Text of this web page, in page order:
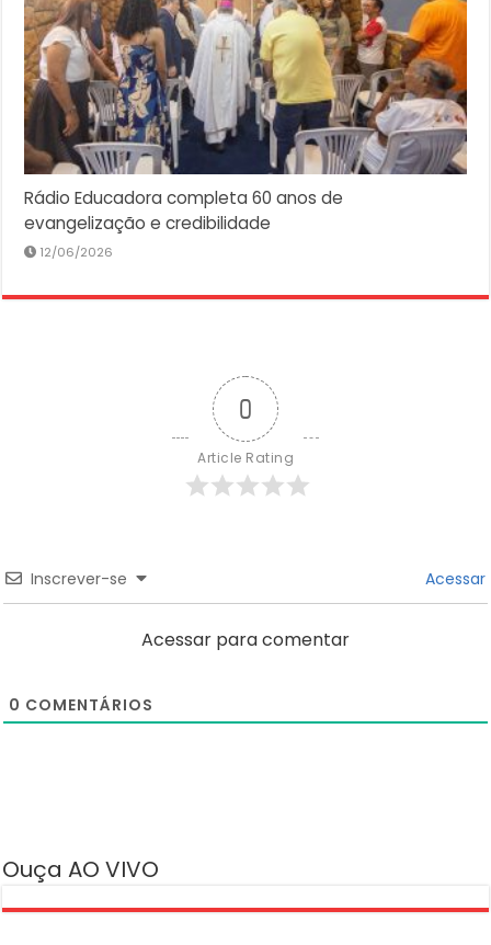
Rádio Educadora completa 60 anos de
evangelização e credibilidade
12/06/2026
0
Article Rating
Inscrever-se Acessar
Acessar para comentar
0 COMENTÁRIOS
Ouça AO VIVO